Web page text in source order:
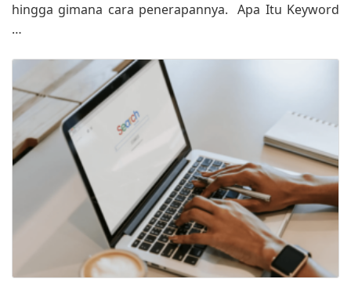
hingga gimana cara penerapannya. Apa Itu Keyword
…